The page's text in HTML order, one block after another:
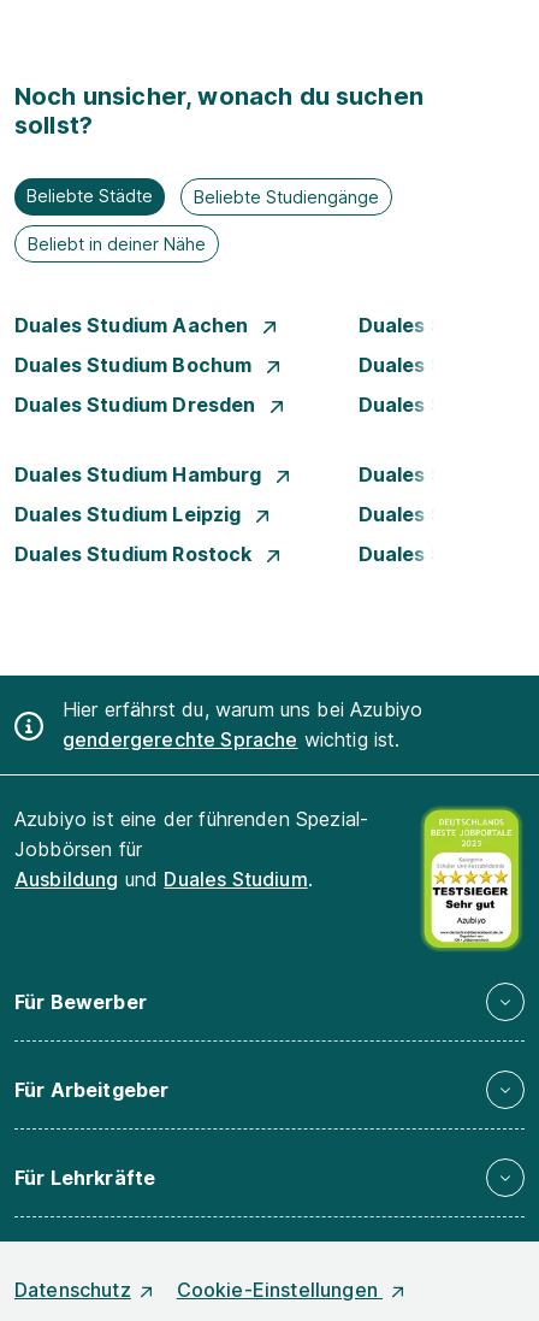
Noch unsicher, wonach du suchen
sollst?
Beliebte Städte Beliebte Studiengänge
Beliebt in deiner Nähe
Duales Studium Aachen
Duales Studium
Duales Studium Bochum
Duales Studium
Duales Studium Dresden
Duales Studium
Duales Studium Hamburg
Duales Studium
Duales Studium Leipzig
Duales Studium
Duales Studium Rostock
Duales Studium
Hier erfährst du, warum uns bei Azubiyo
gendergerechte Sprache wichtig ist.
Azubiyo ist eine der führenden Spezial-
Jobbörsen für
Ausbildung und Duales Studium.
Für Bewerber
Für Arbeitgeber
Für Lehrkräfte
Datenschutz
Cookie-Einstellungen